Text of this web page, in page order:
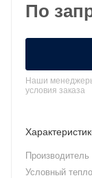
По
Наши
условия заказа
Производитель
Условный